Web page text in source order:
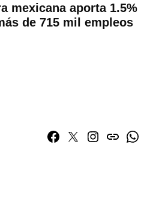
mexicana aporta 1.5%
de 715 mil empleos
Facebook
TwitterInstagram
issuu